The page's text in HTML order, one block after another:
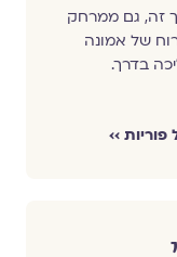
זה, גם ממרחק
של אמונה
בדרך.
››